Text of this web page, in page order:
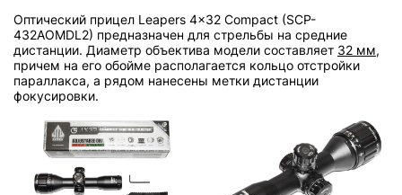
Оптический прицел Leapers 4x32 Compact (SCP-
432AOMDL2) предназначен для стрельбы на средние
дистанции. Диаметр объектива модели составляет 32 мм,
причем на его обойме располагается кольцо отстройки
параллакса, а рядом нанесены метки дистанции
фокусировки.